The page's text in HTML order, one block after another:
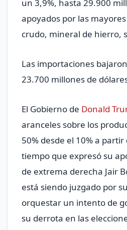
un 3,9%, hasta 29.900
apoyados por las
crudo, mineral de hierro,
Las importaciones
23.700 millones de
El Gobierno de Donald
aranceles sobre los
50% desde el 10% a
tiempo que expresó su
de extrema derecha Jair
está siendo juzgado por
orquestar un intento de
su derrota en las